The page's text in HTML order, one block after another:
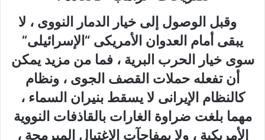
وقبل الوصول إلى خيار الدمار النووى ، لا
يبقى أمام العدوان الأمريكى “الإسرائيلى”
سوى خيار الحرب البرية ، فما من مزيد يمكن
أن تفعله حملات القصف الجوى ، ونظام
كالنظام الإيرانى لا يسقط بنيران السماء ،
مهما بلغت ضراوة الغارات بالقاذفات النووية
الأمريكية ، ولا بمفاجآت الاغتيال المبرمجة ،